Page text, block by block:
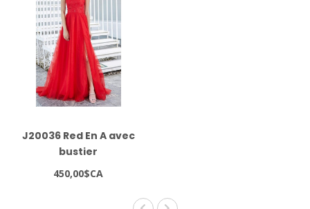
J20036 Red En A avec
bustier
450,00$CA